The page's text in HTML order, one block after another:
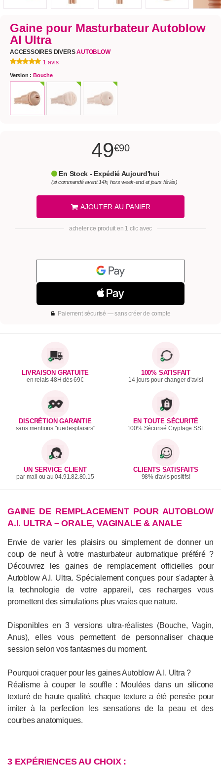
Gaine pour Masturbateur Autoblow
AI Ultra
ACCESSOIRES DIVERSAUTOBLOW
1 avis
Version : Bouche
49€90
En Stock - Expédié Aujourd'hui
(si commandé avant 14h, hors week-end et jours fériés)
AJOUTER AU PANIER
acheter ce produit en 1 clic avec
Paiement sécurisé — sans créer de compte
LIVRAISON GRATUITE
en relais 48H dès 69€
100% SATISFAIT
14 jours pour changer d'avis!
DISCRÉTION GARANTIE
sans mentions "ruedesplaisirs"
EN TOUTE SÉCURITÉ
100% Sécurisé Cryptage SSL
UN SERVICE CLIENT
par mail ou au 04.91.82.80.15
CLIENTS SATISFAITS
98% d'avis positifs!
GAINE DE REMPLACEMENT POUR AUTOBLOW
A.I. ULTRA – ORALE, VAGINALE & ANALE
Envie de varier les plaisirs ou simplement de donner un
coup de neuf à votre masturbateur automatique préféré ?
Découvrez les gaines de remplacement officielles pour
Autoblow A.I. Ultra. Spécialement conçues pour s'adapter à
la technologie de votre appareil, ces recharges vous
promettent des simulations plus vraies que nature.
Disponibles en 3 versions ultra-réalistes (Bouche, Vagin,
Anus), elles vous permettent de personnaliser chaque
session selon vos fantasmes du moment.
Pourquoi craquer pour les gaines Autoblow A.I. Ultra ?
Réalisme à couper le souffle : Moulées dans un silicone
texturé de haute qualité, chaque texture a été pensée pour
imiter à la perfection les sensations de la peau et des
courbes anatomiques.
3 EXPÉRIENCES AU CHOIX :